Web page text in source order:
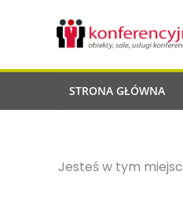
STRONA GŁÓWNA
Jesteś w tym